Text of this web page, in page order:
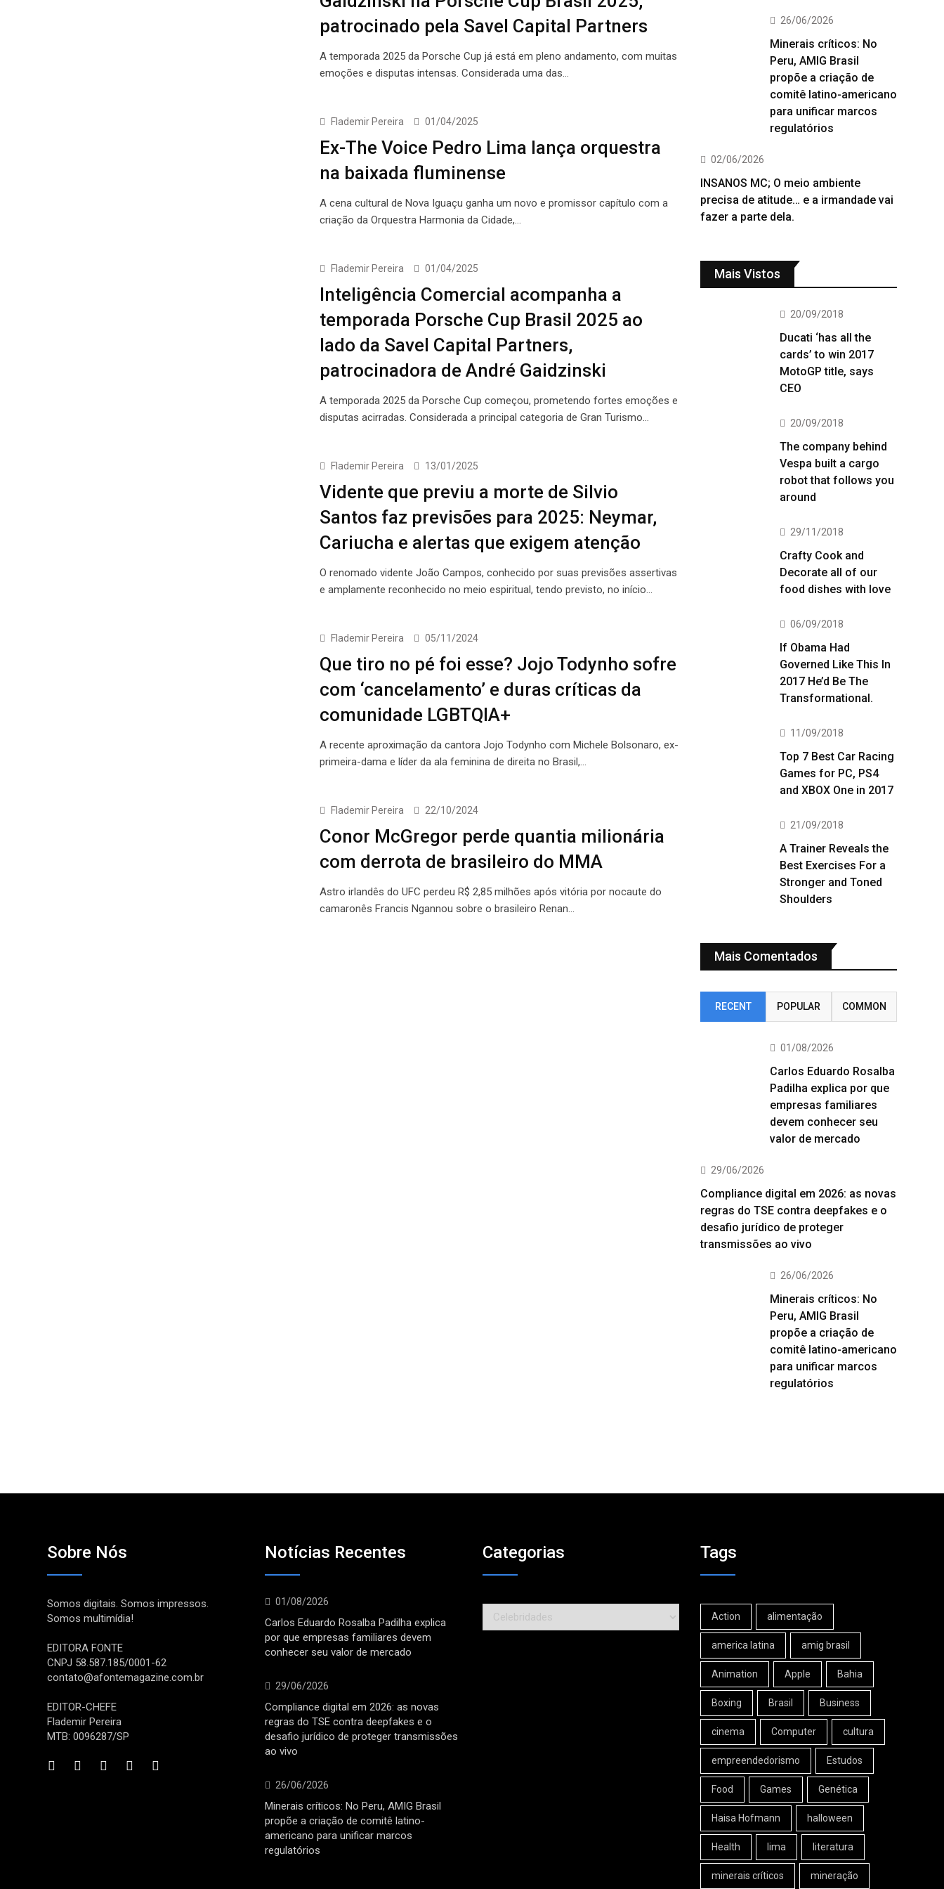
patrocinado pela Savel Capital Partners
A temporada 2025 da Porsche Cup já está em pleno andamento, com muitas
emoções e disputas intensas. Considerada uma das…
Flademir Pereira 01/04/2025
Ex-The Voice Pedro Lima lança orquestra
na baixada fluminense
A cena cultural de Nova Iguaçu ganha um novo e promissor capítulo com a
criação da Orquestra Harmonia da Cidade,…
Flademir Pereira 01/04/2025
Inteligência Comercial acompanha a
temporada Porsche Cup Brasil 2025 ao
lado da Savel Capital Partners,
patrocinadora de André Gaidzinski
A temporada 2025 da Porsche Cup começou, prometendo fortes emoções e
disputas acirradas. Considerada a principal categoria de Gran Turismo…
Flademir Pereira 13/01/2025
Vidente que previu a morte de Silvio
Santos faz previsões para 2025: Neymar,
Cariucha e alertas que exigem atenção
O renomado vidente João Campos, conhecido por suas previsões assertivas
e amplamente reconhecido no meio espiritual, tendo previsto, no início…
Flademir Pereira 05/11/2024
Que tiro no pé foi esse? Jojo Todynho sofre
com ‘cancelamento’ e duras críticas da
comunidade LGBTQIA+
A recente aproximação da cantora Jojo Todynho com Michele Bolsonaro, ex-
primeira-dama e líder da ala feminina de direita no Brasil,…
Flademir Pereira 22/10/2024
Conor McGregor perde quantia milionária
com derrota de brasileiro do MMA
Astro irlandês do UFC perdeu R$ 2,85 milhões após vitória por nocaute do
camaronês Francis Ngannou sobre o brasileiro Renan…
26/06/2026
Minerais críticos: No
Peru, AMIG Brasil
propõe a criação de
comitê latino-americano
para unificar marcos
regulatórios
02/06/2026
INSANOS MC; O meio ambiente
precisa de atitude… e a irmandade vai
fazer a parte dela.
Mais Vistos
20/09/2018
Ducati ‘has all the
cards’ to win 2017
MotoGP title, says
CEO
20/09/2018
The company behind
Vespa built a cargo
robot that follows you
around
29/11/2018
Crafty Cook and
Decorate all of our
food dishes with love
06/09/2018
If Obama Had
Governed Like This In
2017 He’d Be The
Transformational.
11/09/2018
Top 7 Best Car Racing
Games for PC, PS4
and XBOX One in 2017
21/09/2018
A Trainer Reveals the
Best Exercises For a
Stronger and Toned
Shoulders
Mais Comentados
RECENT POPULAR COMMON
01/08/2026
Carlos Eduardo Rosalba
Padilha explica por que
empresas familiares
devem conhecer seu
valor de mercado
29/06/2026
Compliance digital em 2026: as novas
regras do TSE contra deepfakes e o
desafio jurídico de proteger
transmissões ao vivo
26/06/2026
Minerais críticos: No
Peru, AMIG Brasil
propõe a criação de
comitê latino-americano
para unificar marcos
regulatórios
Sobre Nós
Somos digitais. Somos impressos.
Somos multimídia!
EDITORA FONTE
CNPJ 58.587.185/0001-62
contato@afontemagazine.com.br
EDITOR-CHEFE
Flademir Pereira
MTB: 0096287/SP
Notícias Recentes
01/08/2026
Carlos Eduardo Rosalba Padilha explica
por que empresas familiares devem
conhecer seu valor de mercado
29/06/2026
Compliance digital em 2026: as novas
regras do TSE contra deepfakes e o
desafio jurídico de proteger transmissões
ao vivo
26/06/2026
Minerais críticos: No Peru, AMIG Brasil
propõe a criação de comitê latino-
americano para unificar marcos
regulatórios
Categorias
Categorias
Tags
Action alimentação
america latina amig brasil
Animation Apple Bahia
Boxing Brasil Business
cinema Computer cultura
empreendedorismo Estudos
Food Games Genética
Haisa Hofmann halloween
Health lima literatura
minerais críticos mineração